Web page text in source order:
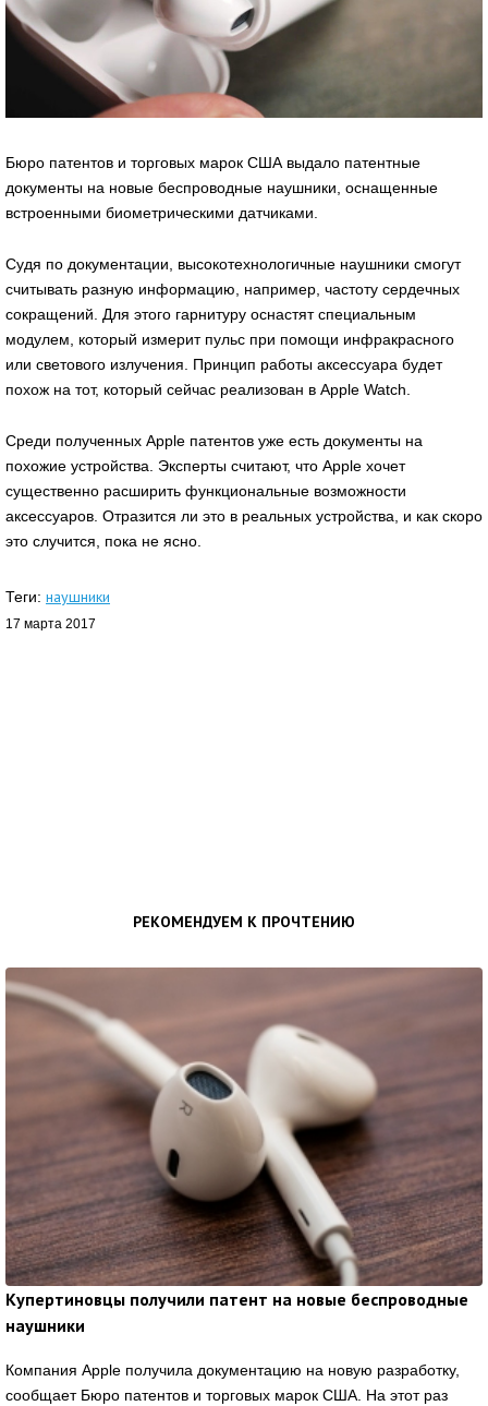
Бюро патентов и торговых марок США выдало патентные
документы на новые беспроводные наушники, оснащенные
встроенными биометрическими датчиками.
Судя по документации, высокотехнологичные наушники смогут
считывать разную информацию, например, частоту сердечных
сокращений. Для этого гарнитуру оснастят специальным
модулем, который измерит пульс при помощи инфракрасного
или светового излучения. Принцип работы аксессуара будет
похож на тот, который сейчас реализован в Apple Watch.
Среди полученных Apple патентов уже есть документы на
похожие устройства. Эксперты считают, что Apple хочет
существенно расширить функциональные возможности
аксессуаров. Отразится ли это в реальных устройства, и как скоро
это случится, пока не ясно.
Теги: наушники
17 марта 2017
РЕКОМЕНДУЕМ К ПРОЧТЕНИЮ
Купертиновцы получили патент на новые беспроводные
наушники
Компания Apple получила документацию на новую разработку,
сообщает Бюро патентов и торговых марок США. На этот раз